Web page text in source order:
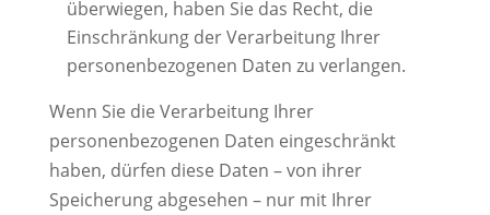
überwiegen, haben Sie das Recht, die
Einschränkung der Verarbeitung Ihrer
personenbezogenen Daten zu verlangen.
Wenn Sie die Verarbeitung Ihrer
personenbezogenen Daten eingeschränkt
haben, dürfen diese Daten – von ihrer
Speicherung abgesehen – nur mit Ihrer